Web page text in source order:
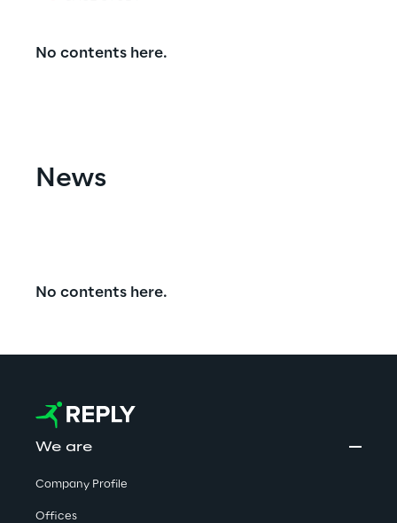
No contents here.
News
No contents here.
We are
Company Profile
Offices